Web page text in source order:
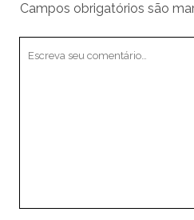
Campos obrigatórios são